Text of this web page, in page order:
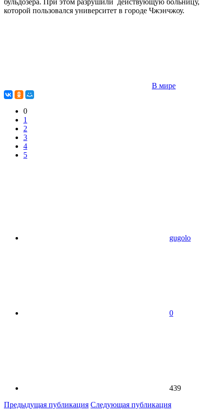
бульдозера. При этом разрушили действующую больницу,
которой пользовался университет в городе Чжэнчжоу.
В мире
0
1
2
3
4
5
gugolo
0
439
Предыдущая публикация Следующая публикация